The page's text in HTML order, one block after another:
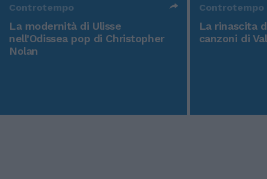
Controtempo
La modernità di Ulisse
nell'Odissea pop di Christopher
Nolan
Controtempo
La rinascita
canzoni di